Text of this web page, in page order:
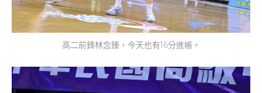
高二前鋒林念臻，今天也有16分進帳。